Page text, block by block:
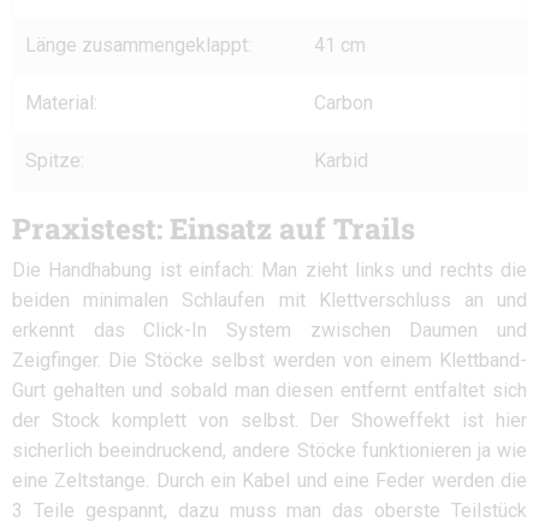
Länge zusammengeklappt: 41 cm
Material: Carbon
Spitze: Karbid
Praxistest: Einsatz auf Trails
Die Handhabung ist einfach: Man zieht links und rechts die
beiden minimalen Schlaufen mit Klettverschluss an und
erkennt das Click-In System zwischen Daumen und
Zeigfinger. Die Stöcke selbst werden von einem Klettband-
Gurt gehalten und sobald man diesen entfernt entfaltet sich
der Stock komplett von selbst. Der Showeffekt ist hier
sicherlich beeindruckend, andere Stöcke funktionieren ja wie
eine Zeltstange. Durch ein Kabel und eine Feder werden die
3 Teile gespannt, dazu muss man das oberste Teilstück